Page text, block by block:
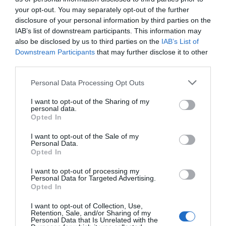
your opt-out. You may separately opt-out of the further
disclosure of your personal information by third parties on the
IAB’s list of downstream participants. This information may
also be disclosed by us to third parties on the IAB’s List of
Downstream Participants that may further disclose it to other
Personal Data Processing Opt Outs
I want to opt-out of the Sharing of my
personal data.
Opted In
I want to opt-out of the Sale of my
Personal Data.
Opted In
I want to opt-out of processing my
Personal Data for Targeted Advertising.
Opted In
I want to opt-out of Collection, Use,
Retention, Sale, and/or Sharing of my
Personal Data that Is Unrelated with the
Hélder Ferreira, propietario de Fitness Up.
La cadena cuenta actualmente con más de 1.200
empleados entre los clubes abiertos y los que están en
preventa. De cara al próximo año, planea aumentar esta
cifra hasta los 2.000 trabajadores en total.
Añadir2Playbookcomo fuente preferida de Google
de forma gratuita
Mantente informado con las últimas noticias de actualidad.
Compartir